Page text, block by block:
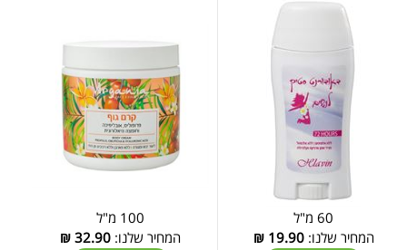
60 מ"ל
המחיר שלנו:19.90
₪
100 מ"ל
המחיר שלנו: 32.90
₪